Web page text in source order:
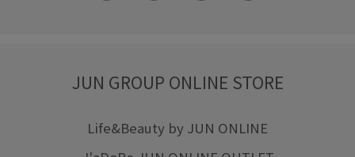
JUN GROUP ONLINE STORE
Life&Beauty by JUN ONLINE